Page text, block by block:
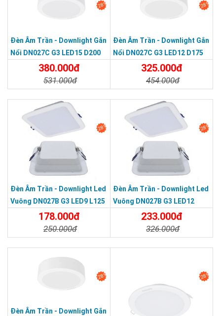
28%
Đèn Âm Trần - Downlight Gắn
Nổi DN027C G3 LED15 D200
(15W Φ200)380.000đ
531.000đ
28%
Đèn Âm Trần - Downlight Gắn
Nổi DN027C G3 LED12 D175
(12W Φ175)325.000đ
454.000đ
28%
Đèn Âm Trần - Downlight Led
Vuông DN027B G3 LED9 L125
(9W L125)178.000đ
250.000đ
28%
Đèn Âm Trần - Downlight Led
Vuông DN027B G3 LED12
L150 (12W L150)
233.000đ
326.000đ
28%
Đèn Âm Trần - Downlight Gắn
28%